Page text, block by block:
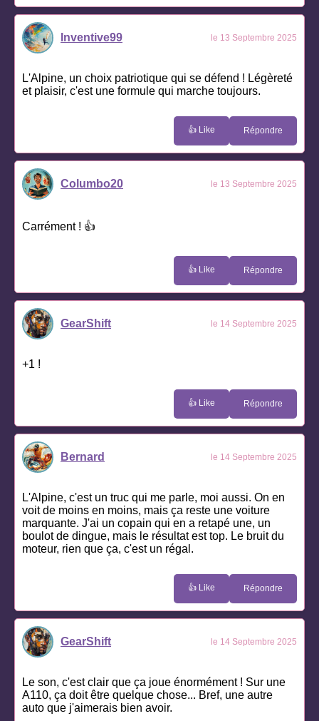
Inventive99 le 13 Septembre 2025
L'Alpine, un choix patriotique qui se défend ! Légèreté
et plaisir, c'est une formule qui marche toujours.
👍 Like Répondre
Columbo20 le 13 Septembre 2025
Carrément ! 👍
👍 Like Répondre
GearShift le 14 Septembre 2025
+1 !
👍 Like Répondre
Bernard le 14 Septembre 2025
L'Alpine, c'est un truc qui me parle, moi aussi. On en
voit de moins en moins, mais ça reste une voiture
marquante. J'ai un copain qui en a retapé une, un
boulot de dingue, mais le résultat est top. Le bruit du
moteur, rien que ça, c'est un régal.
👍 Like Répondre
GearShift le 14 Septembre 2025
Le son, c'est clair que ça joue énormément ! Sur une
A110, ça doit être quelque chose... Bref, une autre
auto que j'aimerais bien avoir.